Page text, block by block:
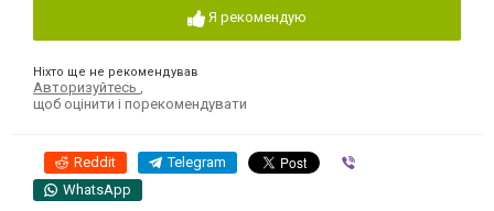
Я рекомендую
Ніхто ще не рекомендував
Авторизуйтесь
щоб оцінити і порекомендувати
Reddit Telegram
WhatsApp